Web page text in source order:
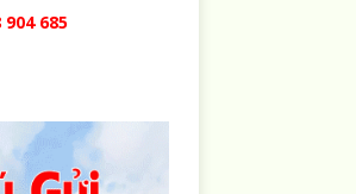
904 685